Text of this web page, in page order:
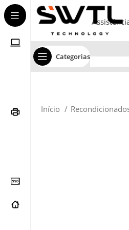
Categorias
Início